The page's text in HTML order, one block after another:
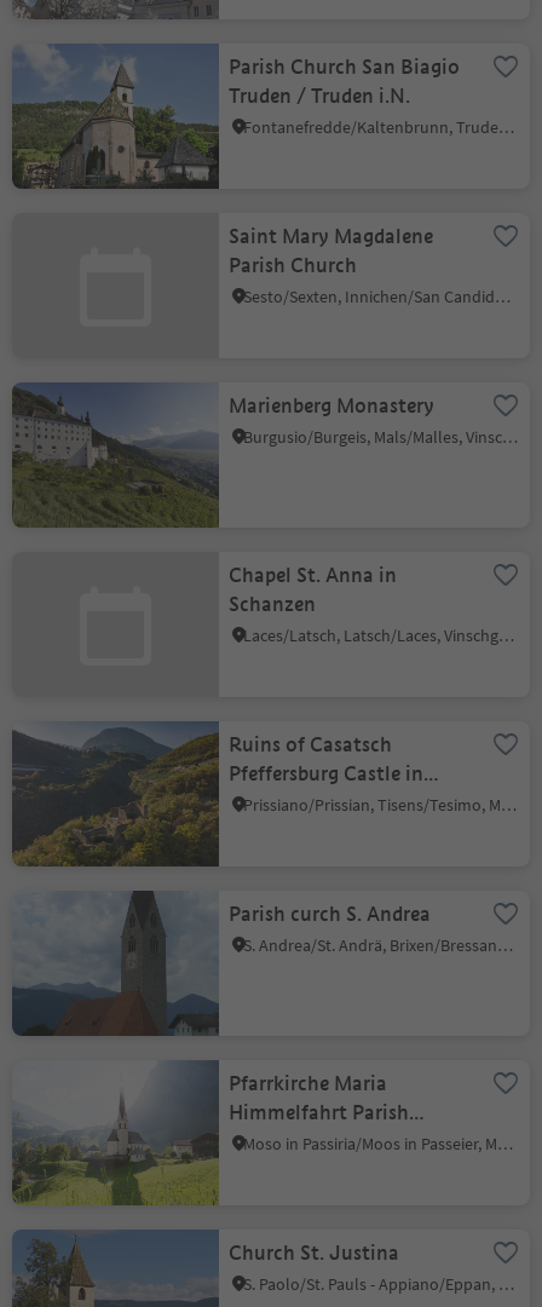
Parish Church San Biagio
Truden / Truden i.N.
Fontanefredde/Kaltenbrunn, Truden/Trodena
Saint Mary Magdalene
Parish Church
Sesto/Sexten, Innichen/San Candido, Dolomites Region 3 Zinnen
Marienberg Monastery
Burgusio/Burgeis, Mals/Malles, Vinschgau/Val Venosta
Chapel St. Anna in
Schanzen
Laces/Latsch, Latsch/Laces, Vinschgau/Val Venosta
Ruins of Casatsch
Pfeffersburg Castle in
Prissian/Prissiano
Prissiano/Prissian, Tisens/Tesimo, Meran/Merano and environs
Parish curch S. Andrea
S. Andrea/St. Andrä, Brixen/Bressanone, Brixen/Bressanone and environs
Pfarrkirche Maria
Himmelfahrt Parish
Church in Moos/Moso
Moso in Passiria/Moos in Passeier, Moos in Passeier/Moso in Passiria, Meran/Merano and environs
Church St. Justina
S. Paolo/St. Pauls - Appiano/Eppan, Eppan an der Weinstaße/Appiano sulla Strada del Vino, Alto Adige Wine Road